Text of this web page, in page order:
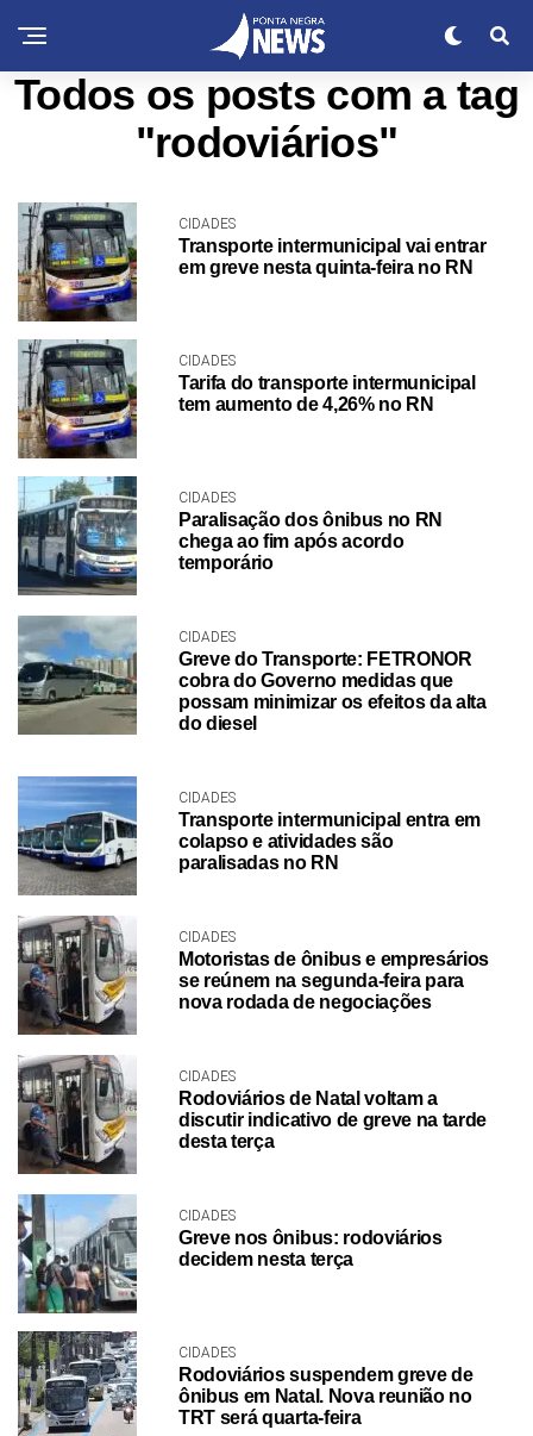
Todos os posts com a tag
"rodoviários"
CIDADES
Transporte intermunicipal vai entrar
em greve nesta quinta-feira no RN
CIDADES
Tarifa do transporte intermunicipal
tem aumento de 4,26% no RN
CIDADES
Paralisação dos ônibus no RN
chega ao fim após acordo
temporário
CIDADES
Greve do Transporte: FETRONOR
cobra do Governo medidas que
possam minimizar os efeitos da alta
do diesel
CIDADES
Transporte intermunicipal entra em
colapso e atividades são
paralisadas no RN
CIDADES
Motoristas de ônibus e empresários
se reúnem na segunda-feira para
nova rodada de negociações
CIDADES
Rodoviários de Natal voltam a
discutir indicativo de greve na tarde
desta terça
CIDADES
Greve nos ônibus: rodoviários
decidem nesta terça
CIDADES
Rodoviários suspendem greve de
ônibus em Natal. Nova reunião no
TRT será quarta-feira